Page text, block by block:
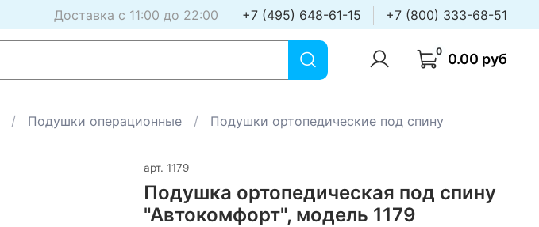
Доставка с 11:00 до 22:00 +7 (495) 648-61-15 +7 (800) 333-68-51
0 0.00 руб
Подушки операционные Подушки ортопедические под спину
арт. 1179
Подушка ортопедическая под спину
"Автокомфорт", модель 1179